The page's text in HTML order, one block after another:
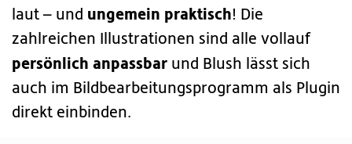
laut – und ungemein praktisch! Die
zahlreichen Illustrationen sind alle vollauf
persönlich anpassbar und Blush lässt sich
auch im Bildbearbeitungsprogramm als Plugin
direkt einbinden.